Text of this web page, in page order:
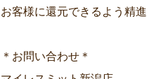
お客様に還元できるよう精進
＊お問い合わせ＊